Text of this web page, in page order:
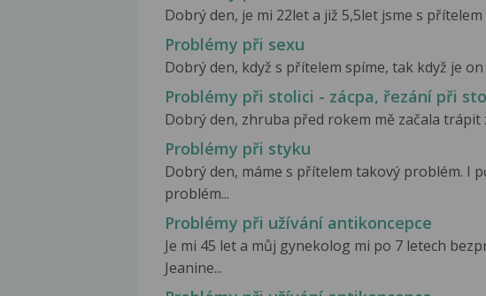
Dobrý den, je mi 22let a již 5,5let jsme s
Problémy při sexu
Dobrý den, když s přítelem spíme, tak když je
Problémy při stolici - zácpa, řezání při
Dobrý den, zhruba před rokem mě začala trápit
Problémy při styku
Dobrý den, máme s přítelem takový problém. I
problém...
Problémy při užívání antikoncepce
Je mi 45 let a můj gynekolog mi po 7 letech
Jeanine...